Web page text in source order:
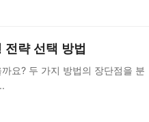
략 선택 방법
요? 두 가지 방법의 장단점을 분